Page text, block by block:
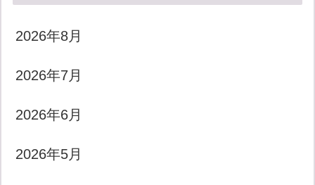
2026年8月
2026年7月
2026年6月
2026年5月